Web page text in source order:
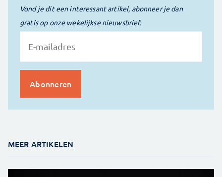
Vond je dit een interessant artikel, abonneer je dan
gratis op onze wekelijkse nieuwsbrief.
MEER ARTIKELEN